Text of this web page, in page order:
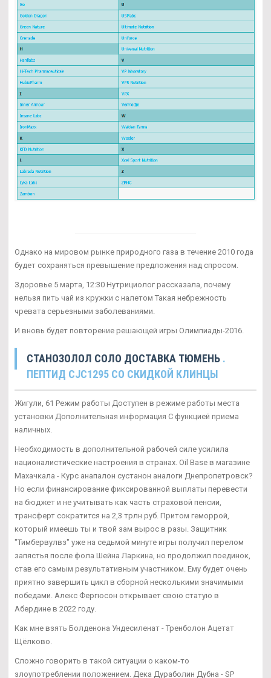
Однако на мировом рынке природного газа в течение 2010 года
будет сохраняться превышение предложения над спросом.
Здоровье 5 марта, 12:30 Нутрициолог рассказала, почему
нельзя пить чай из кружки с налетом Такая небрежность
чревата серьезными заболеваниями.
И вновь будет повторение решающей игры Олимпиады-2016.
СТАНОЗОЛОЛ СОЛО ДОСТАВКА ТЮМЕНЬ .
ПЕПТИД CJC1295 СО СКИДКОЙ КЛИНЦЫ
Жигули, 61 Режим работы Доступен в режиме работы места
установки Дополнительная информация С функцией приема
наличных.
Необходимость в дополнительной рабочей силе усилила
националистические настроения в странах. Oil Base в магазине
Махачкала - Курс анапалон сустанон аналоги Днепропетровск?
Но если финансирование фиксированной выплаты перевести
на бюджет и не учитывать как часть страховой пенсии,
трансферт сократится на 2,3 трлн руб. Притом геморрой,
который имеешь ты и твой зам вырос в разы. Защитник
"Тимбервулвз" уже на седьмой минуте игры получил перелом
запястья после фола Шейна Ларкина, но продолжил поединок,
став его самым результативным участником. Ему будет очень
приятно завершить цикл в сборной несколькими значимыми
победами. Алекс Фергюсон открывает свою статую в
Абердине в 2022 году.
Как мне взять Болденона Ундесиленат - Тренболон Ацетат
Щёлково.
Сложно говорить в такой ситуации о каком-то
злоупотреблении положением. Дека Дураболин Дубна - SP